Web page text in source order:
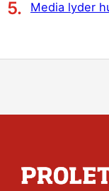
Media lyder